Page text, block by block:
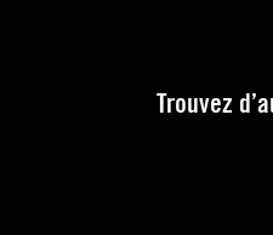
Trouvez